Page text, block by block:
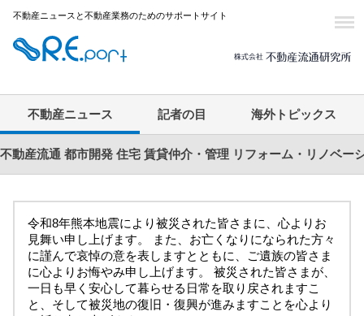
不動産ニュースと不動産業務のためのサポートサイト
不動産ニュース 記者の目 海外トピックス
不動産流通 都市開発 住宅 賃貸仲介・管理 リフォーム・リノベー
令和8年熊本地震により被災された皆さまに、心よりお
見舞い申し上げます。 また、お亡くなりになられた方々
に謹んで哀悼の意を表しますとともに、ご遺族の皆さま
に心よりお悔やみ申し上げます。 被災された皆さまが、
一日も早く安心して暮らせる日常を取り戻されますこ
と、そして被災地の復旧・復興が進みますことを心より